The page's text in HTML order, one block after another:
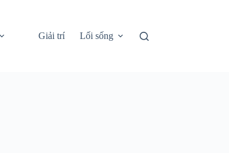
Giải trí Lối sống